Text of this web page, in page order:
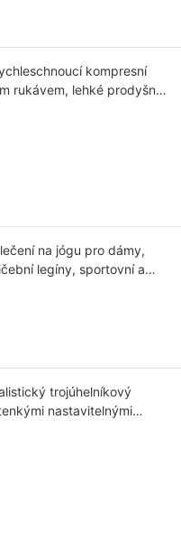
kompresní
rukávem, lehké prodyšné
na jógu pro dámy,
legíny, sportovní a
trojúhelníkový
nastavitelnými